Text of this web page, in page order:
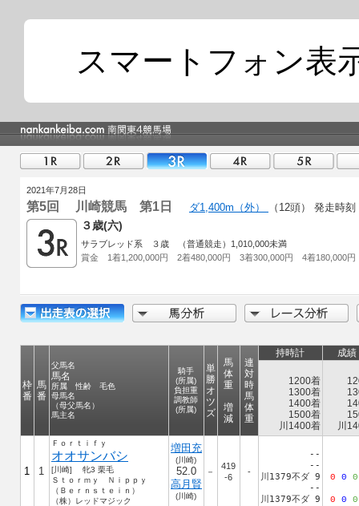
スマートフォン表
2021年7月28日
第5回 川崎競馬 第1日 ダ1,400m（外） （12頭） 発走時刻
３歳(六)
サラブレッド系 ３歳 （普通競走）1,010,000未満
賞金 1着1,200,000円 2着480,000円 3着300,000円 4着180,000円
枠
番
馬
番
父馬名
馬名
所属 性齢 毛色
母馬名
（母父馬名）
馬主名
騎手
(所属)
負担重
調教師
(所属)
単
勝
オ
ツ
ズ
馬
体
重
増
減
連
対
時
馬
体
重
持時計 成績
1200着
1300着
1400着
1500着
川1400着
川
1 1
Ｆｏｒｔｉｆｙ
オオサンバシ
[川崎] 牝3 栗毛
Ｓｔｏｒｍｙ Ｎｉｐｐｙ
（Ｂｅｒｎｓｔｅｉｎ）
（株）レッドマジック
増田充
(川崎)
52.0
高月賢
(川崎)
－
419
-6
-
--
--
川1379不ダ 9
--
川1379不ダ 9
0 0 0
0 0 0